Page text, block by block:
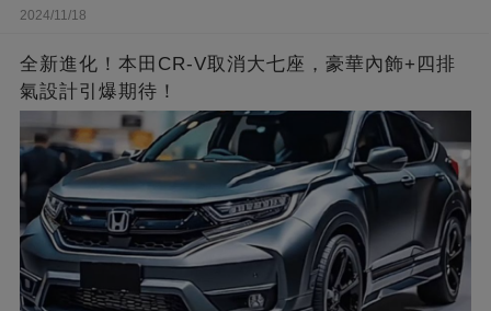
2024/11/18
全新進化！本田CR-V取消大七座，豪華內飾+四排
氣設計引爆期待！